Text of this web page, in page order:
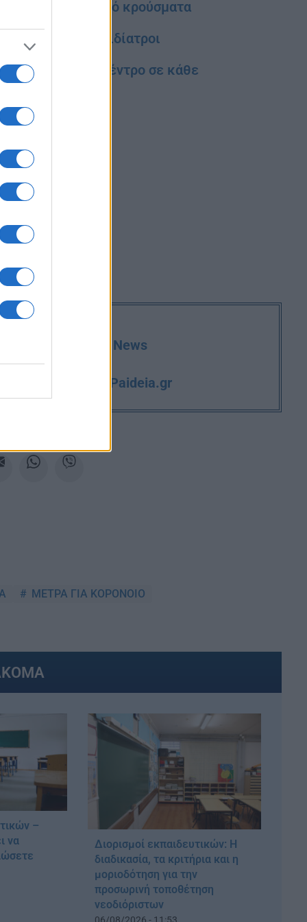
τμήματα μετά από κρούσματα
οι παιδίατροι
Εμβολιαστικό κέντρο σε κάθε
στο Google News
iPaideia.gr
ΜΕΤΡΑ ΓΙΑ ΚΟΡΟΝΟΙΟ
–
να
Διορισμοί εκπαιδευτικών: Η
διαδικασία, τα κριτήρια και η
μοριοδότηση για την
προσωρινή τοποθέτηση
νεοδιόριστων
06/08/2026 - 11:53